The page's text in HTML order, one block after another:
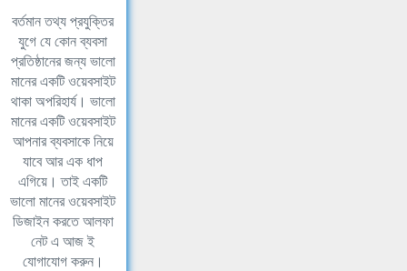
বর্তমান তথ্য প্রযুক্তির
যুগে যে কোন ব্যবসা
প্রতিষ্ঠানের জন্য ভালো
মানের একটি ওয়েবসাইট
থাকা অপরিহার্য। ভালো
মানের একটি ওয়েবসাইট
আপনার ব্যবসাকে নিয়ে
যাবে আর এক ধাপ
এগিয়ে। তাই একটি
ভালো মানের ওয়েবসাইট
ডিজাইন করতে আলফা
নেট এ আজ ই
যোগাযোগ করুন।